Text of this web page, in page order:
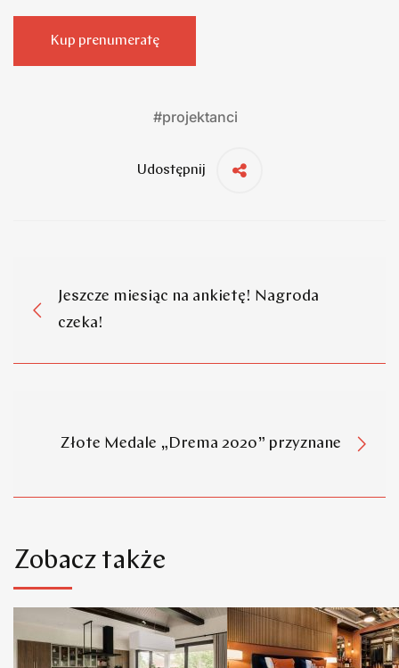
Kup prenumeratę
#projektanci
Udostępnij
Jeszcze miesiąc na ankietę! Nagroda
czeka!
Złote Medale „Drema 2020” przyznane
Zobacz także